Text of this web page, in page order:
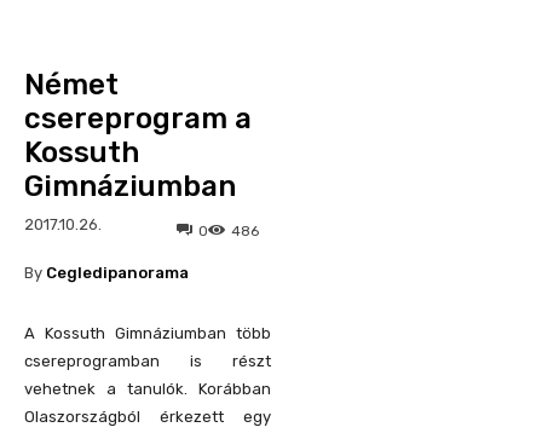
Német
csereprogram a
Kossuth
Gimnáziumban
2017.10.26. 486
0
By Cegledipanorama
A Kossuth Gimnáziumban több
csereprogramban is részt
vehetnek a tanulók. Korábban
Olaszországból érkezett egy